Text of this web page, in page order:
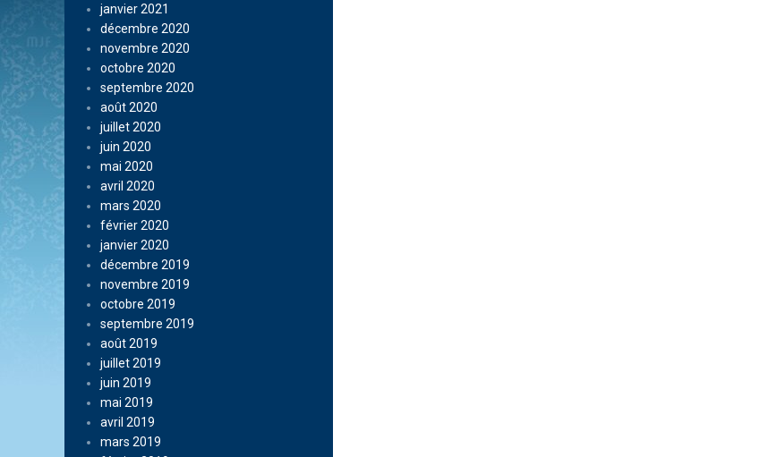
janvier 2021
décembre 2020
novembre 2020
octobre 2020
septembre 2020
août 2020
juillet 2020
juin 2020
mai 2020
avril 2020
mars 2020
février 2020
janvier 2020
décembre 2019
novembre 2019
octobre 2019
septembre 2019
août 2019
juillet 2019
juin 2019
mai 2019
avril 2019
mars 2019